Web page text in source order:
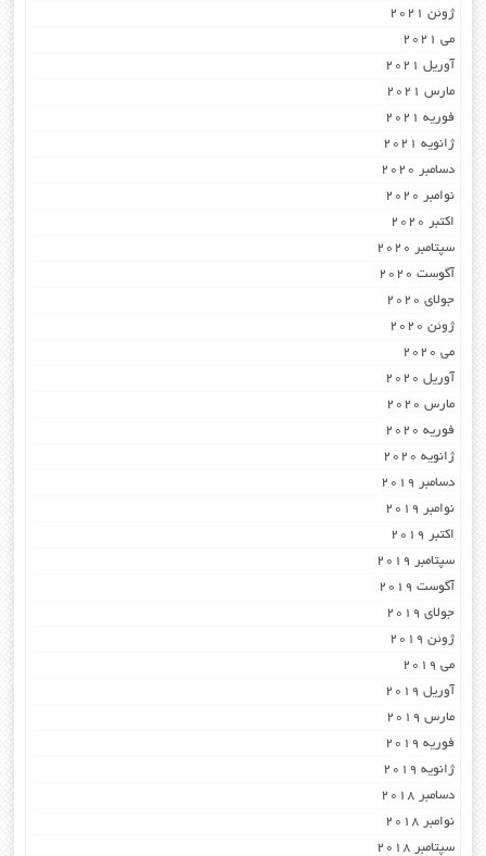
ژوئن 2021
می 2021
آوریل 2021
مارس 2021
فوریه 2021
ژانویه 2021
دسامبر 2020
نوامبر 2020
اکتبر 2020
سپتامبر 2020
آگوست 2020
جولای 2020
ژوئن 2020
می 2020
آوریل 2020
مارس 2020
فوریه 2020
ژانویه 2020
دسامبر 2019
نوامبر 2019
اکتبر 2019
سپتامبر 2019
آگوست 2019
جولای 2019
ژوئن 2019
می 2019
آوریل 2019
مارس 2019
فوریه 2019
ژانویه 2019
دسامبر 2018
نوامبر 2018
سپتامبر 2018